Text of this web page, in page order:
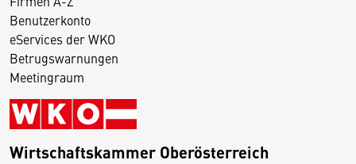
Benutzerkonto
eServices der WKO
Betrugswarnungen
Meetingraum
Wirtschaftskammer Oberösterreich